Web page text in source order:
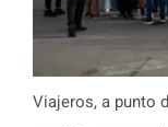
Viajeros, a punto